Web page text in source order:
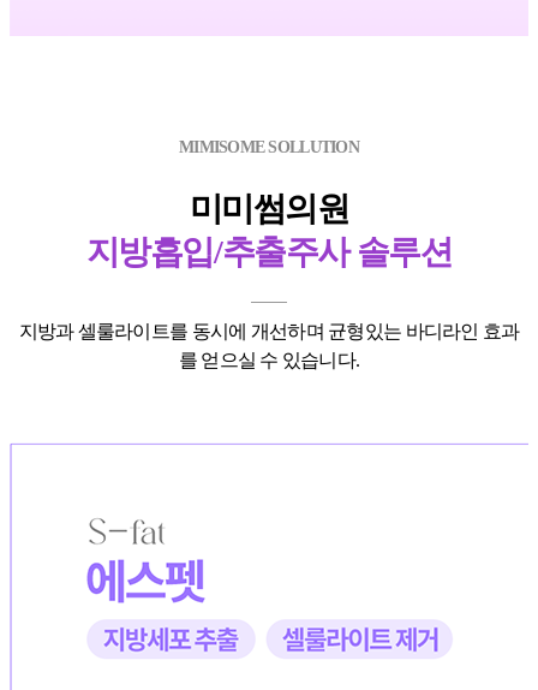
MIMISOME SOLLUTION
미미썸의원
지방흡입/추출주사 솔루션
지방과 셀룰라이트를 동시에 개선하며 균형있는 바디라인 효과
를 얻으실 수 있습니다.